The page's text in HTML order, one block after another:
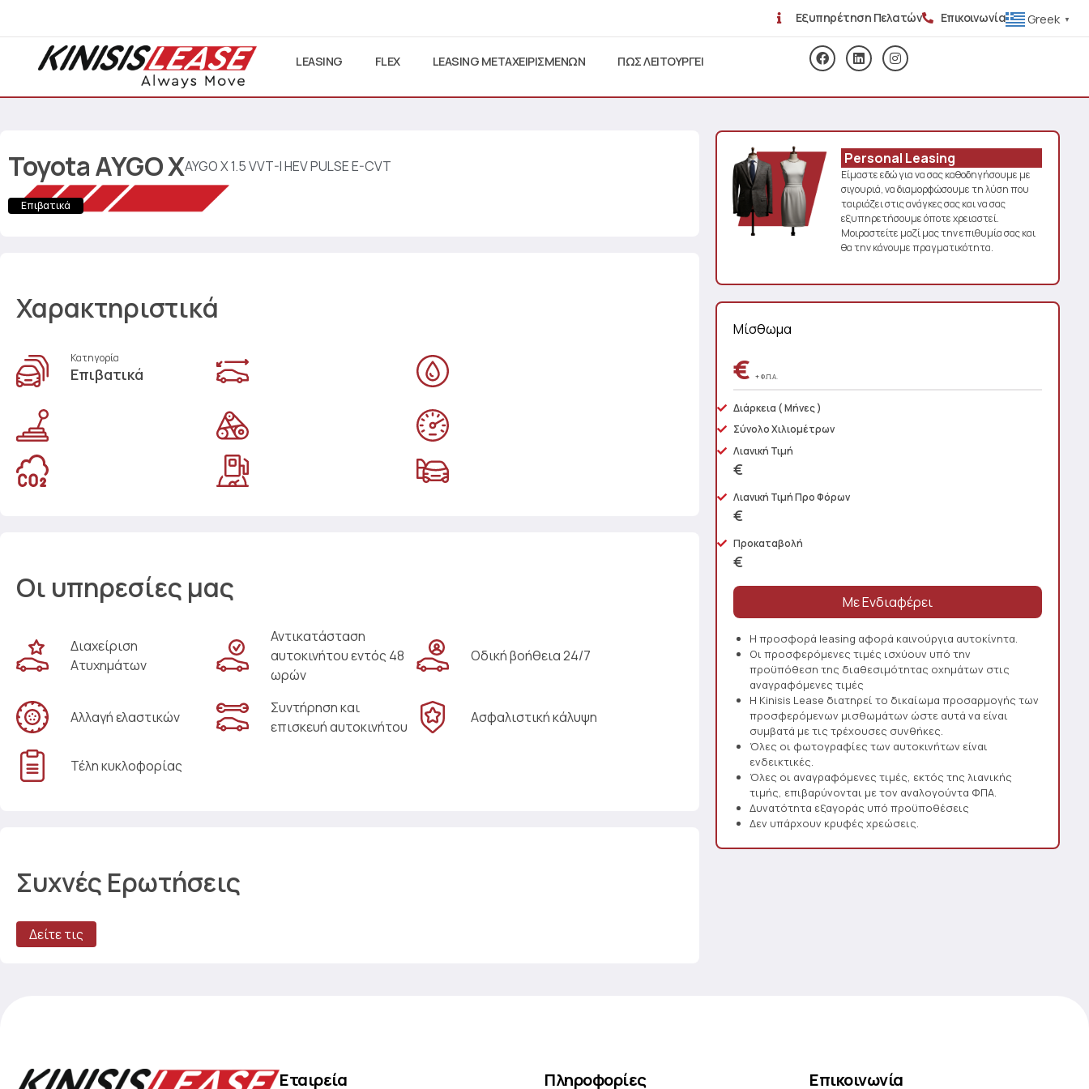
Εξυπηρέτηση Πελατών Επικοινωνία Greek ▼
LEASING FLEX LEASING ΜΕΤΑΧΕΙΡΙΣΜΕΝΩΝ ΠΩΣ ΛΕΙΤΟΥΡΓΕΙ
ToyotaAYGO XAYGO X 1.5 VVT-I HEV PULSE E-CVT
Επιβατικά
Χαρακτηριστικά
Κατηγορία
Επιβατικά
Οι υπηρεσίες μας
Διαχείριση
Ατυχημάτων
Αντικατάσταση
αυτοκινήτου εντός 48
ωρών
Οδική βοήθεια 24/7
Αλλαγή ελαστικών
Συντήρηση και
επισκευή αυτοκινήτου
Ασφαλιστική κάλυψη
Τέλη κυκλοφορίας
Συχνές Ερωτήσεις
Δείτε τις
Personal Leasing
Είμαστε εδώ για να σας καθοδηγήσουμε με
σιγουριά, να διαμορφώσουμε τη λύση που
ταιριάζει στις ανάγκες σας και να σας
εξυπηρετήσουμε όποτε χρειαστεί.
Μοιραστείτε μαζί μας την επιθυμία σας και
θα την κάνουμε πραγματικότητα.
Μίσθωμα
€+ Φ.Π.Α.
Διάρκεια ( Μήνες )
Σύνολο Χιλιομέτρων
Λιανική Τιμή
€
Λιανική Τιμή Προ Φόρων
€
Προκαταβολή
€
Η προσφορά leasing αφορά καινούργια αυτοκίνητα.
Οι προσφερόμενες τιμές ισχύουν υπό την
προϋπόθεση της διαθεσιμότητας οχημάτων στις
αναγραφόμενες τιμές
Η Kinisis Lease διατηρεί το δικαίωμα προσαρμογής των
προσφερόμενων μισθωμάτων ώστε αυτά να είναι
συμβατά με τις τρέχουσες συνθήκες.
Όλες οι φωτογραφίες των αυτοκινήτων είναι
ενδεικτικές.
Όλες οι αναγραφόμενες τιμές, εκτός της λιανικής
τιμής, επιβαρύνονται με τον αναλογούντα ΦΠΑ.
Δυνατότητα εξαγοράς υπό προϋποθέσεις
Δεν υπάρχουν κρυφές χρεώσεις.
Εταιρεία Πληροφορίες Επικοινωνία